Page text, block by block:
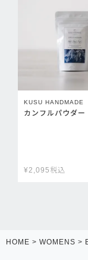
KUSU HANDMADE
カンフルパウダー
¥2,095 税込
HOME WOMENS